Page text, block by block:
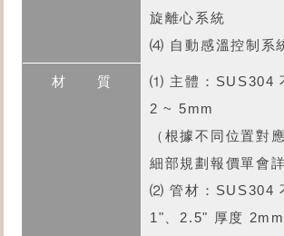
旋離心系統
⑷ 自動感溫控制系
⑴ 主體：SUS304
2 ~ 5mm
（根據不同位置對
細部規劃報價單會
⑵ 管材：SUS304
1"、2.5" 厚度 2mm